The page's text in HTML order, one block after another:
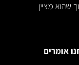
שהוא מציין
אומרים